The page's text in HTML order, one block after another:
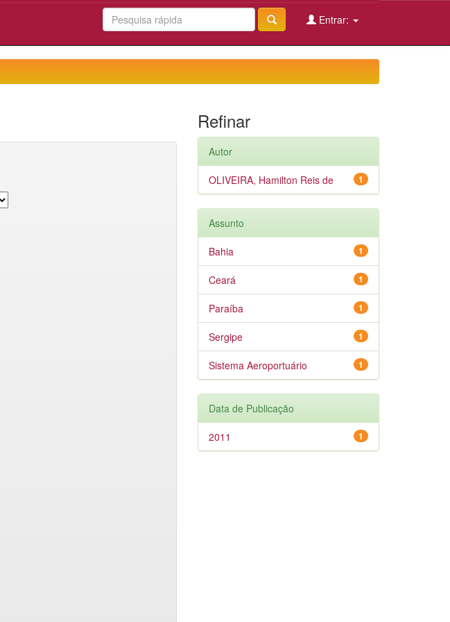
Entrar:
Refinar
Autor
1
OLIVEIRA, Hamilton Reis de
Assunto
1
Bahia
1
Ceará
1
Paraíba
1
Sergipe
1
Sistema Aeroportuário
Data de Publicação
1
2011